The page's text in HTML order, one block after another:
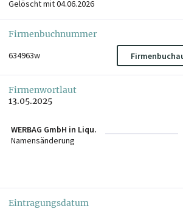
Gelöscht mit 04.06.2026
Firmenbuchnummer
634963w
Firmenwortlaut
13.05.2025
WERBAG GmbH in Liqu.
Namensänderung
Eintragungsdatum